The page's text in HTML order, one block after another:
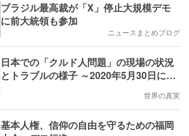
ブラジル最高裁が「X」停止大規模デモ
に前大統領も参加
ニュースまとめブログ
日本での「クルド人問題」の現場の状況
とトラブルの様子 ～2020年5月30日に行
世界の真実
基本人権、信仰の自由を守るための福岡